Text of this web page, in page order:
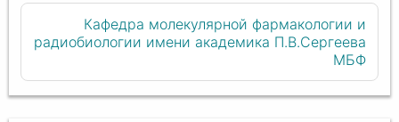
Кафедра молекулярной фармакологии и
радиобиологии имени академика П.В.Сергеева
МБФ